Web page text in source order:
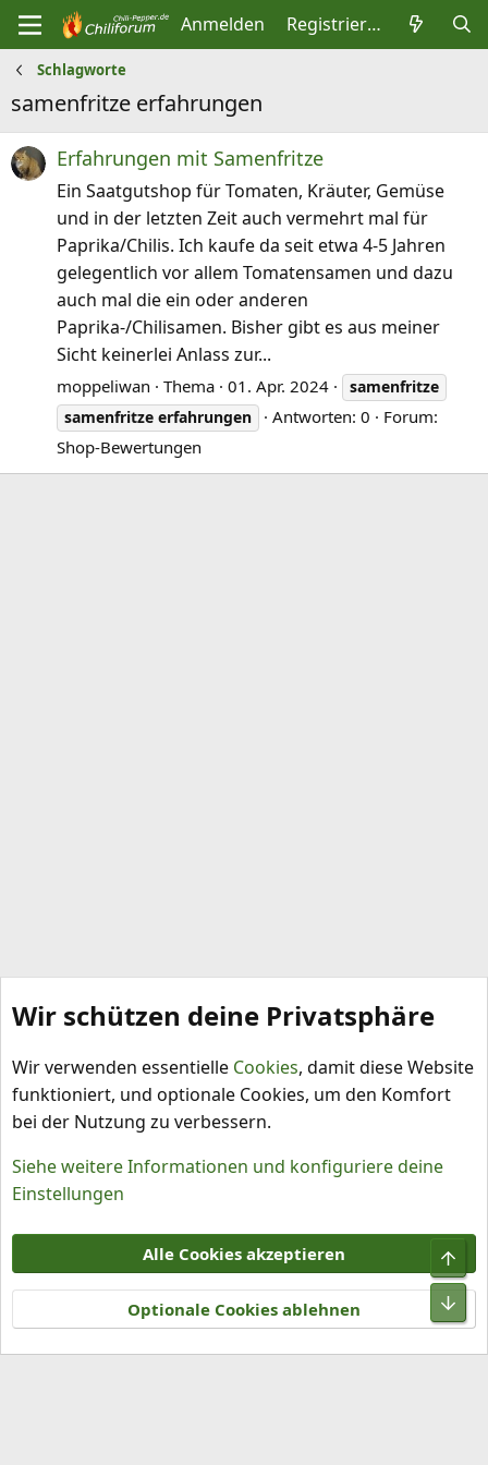
Anmelden Registrieren
Schlagworte
samenfritze erfahrungen
Erfahrungen mit Samenfritze
Ein Saatgutshop für Tomaten, Kräuter, Gemüse
und in der letzten Zeit auch vermehrt mal für
Paprika/Chilis. Ich kaufe da seit etwa 4-5 Jahren
gelegentlich vor allem Tomatensamen und dazu
auch mal die ein oder anderen
Paprika-/Chilisamen. Bisher gibt es aus meiner
Sicht keinerlei Anlass zur...
moppeliwan Thema 01. Apr. 2024
samenfritze
samenfritze erfahrungen Antworten: 0
Forum:
Shop-Bewertungen
Schlagworte
Nutzungsbedingungen
Datenschutz
Hilfe und Impressum
R
S
S
Community platform by XenForo® © 2010-2026 XenForo Ltd.
Wir schützen deine Privatsphäre
Wir verwenden essentielle Cookies, damit diese Website
funktioniert, und optionale Cookies, um den Komfort
bei der Nutzung zu verbessern.
Siehe weitere Informationen und konfiguriere deine
Einstellungen
Alle Cookies akzeptieren
Optionale Cookies ablehnen